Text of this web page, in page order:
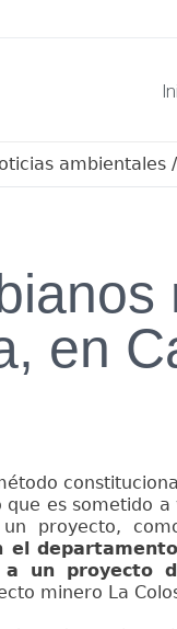
ambientales /
en
es sometido
proyecto,
el
un proyecto
minero La